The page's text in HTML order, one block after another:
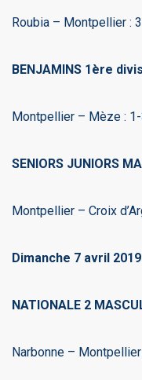
Roubia – Montpellier :
BENJAMINS 1ère
Montpellier – Mèze :
SENIORS JUNIORS
Montpellier – Croix
Dimanche 7 avril 2019
NATIONALE 2
Narbonne –